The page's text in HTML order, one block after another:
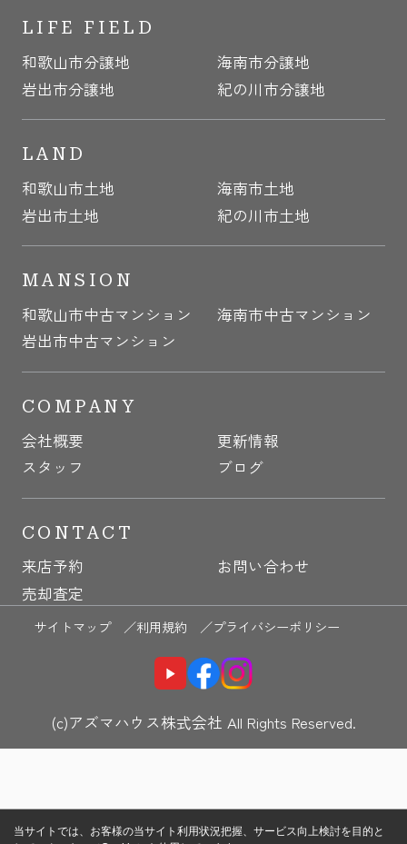
LIFE FIELD
和歌山市分譲地
海南市分譲地
岩出市分譲地
紀の川市分譲地
LAND
和歌山市土地
海南市土地
岩出市土地
紀の川市土地
MANSION
和歌山市中古マンション
海南市中古マンション
岩出市中古マンション
COMPANY
会社概要
更新情報
スタッフ
ブログ
CONTACT
来店予約
お問い合わせ
売却査定
サイトマップ ／利用規約 ／プライバシーポリシー
(c)アズマハウス株式会社 All Rights Reserved.
当サイトでは、お客様の当サイト利用状況把握、サービス向上検討を目的と